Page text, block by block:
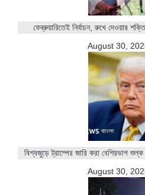
ফেব্রুয়ারিতেই নির্বাচন, রুখে দেওয়ার
August 30,
বিশ্বজুড়ে ট্রাম্পের জারি করা বেশিরভাগ
August 30,